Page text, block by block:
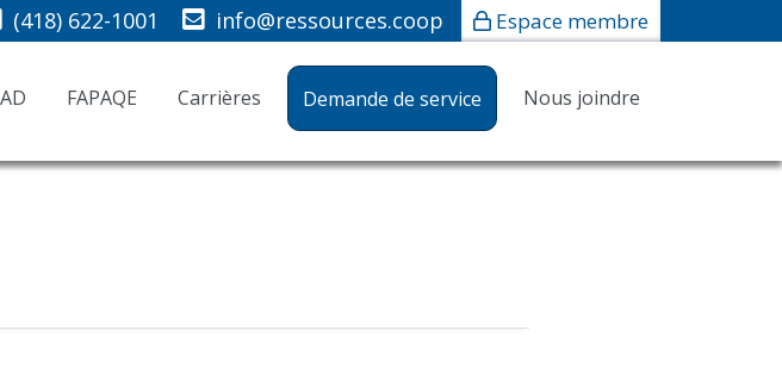
Espace membre
info@ressources.coop
(418) 622-1001
FAPAQE Carrières Demande de service Nous joindre